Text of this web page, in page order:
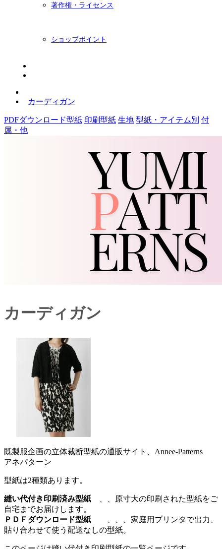
著作権・ライセンス
ショップポイント
カーディガン
PDFダウンロード型紙 印刷型紙 生地 型紙・アイテム別 付
属・他
カーディガン
既製服企画の立体裁断型紙の通販サイト、Annee-Patterns
アネパターン
型紙は2種類あります。
縫い代付き印刷済み型紙 、、原寸大の印刷された型紙をご
自宅までお届けします。
ＰＤＦダウンロード型紙
、、、家庭用プリンタで出力、
貼り合わせて使う配送なしの型紙。